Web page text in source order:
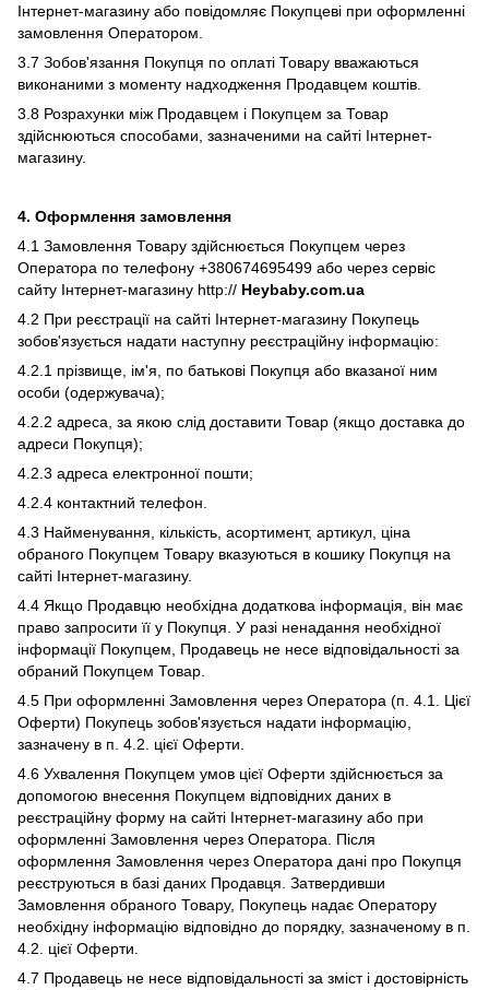
Інтернет-магазину або повідомляє Покупцеві при оформленні
замовлення Оператором.
3.7 Зобов'язання Покупця по оплаті Товару вважаються
виконаними з моменту надходження Продавцем коштів.
3.8 Розрахунки між Продавцем і Покупцем за Товар
здійснюються способами, зазначеними на сайті Інтернет-
магазину.
4. Оформлення замовлення
4.1 Замовлення Товару здійснюється Покупцем через
Оператора по телефону +380674695499 або через сервіс
сайту Інтернет-магазину http:// Heybaby.com.ua
4.2 При реєстрації на сайті Інтернет-магазину Покупець
зобов'язується надати наступну реєстраційну інформацію:
4.2.1 прізвище, ім'я, по батькові Покупця або вказаної ним
особи (одержувача);
4.2.2 адреса, за якою слід доставити Товар (якщо доставка до
адреси Покупця);
4.2.3 адреса електронної пошти;
4.2.4 контактний телефон.
4.3 Найменування, кількість, асортимент, артикул, ціна
обраного Покупцем Товару вказуються в кошику Покупця на
сайті Інтернет-магазину.
4.4 Якщо Продавцю необхідна додаткова інформація, він має
право запросити її у Покупця. У разі ненадання необхідної
інформації Покупцем, Продавець не несе відповідальності за
обраний Покупцем Товар.
4.5 При оформленні Замовлення через Оператора (п. 4.1. Цієї
Оферти) Покупець зобов'язується надати інформацію,
зазначену в п. 4.2. цієї Оферти.
4.6 Ухвалення Покупцем умов цієї Оферти здійснюється за
допомогою внесення Покупцем відповідних даних в
реєстраційну форму на сайті Інтернет-магазину або при
оформленні Замовлення через Оператора. Після
оформлення Замовлення через Оператора дані про Покупця
реєструються в базі даних Продавця. Затвердивши
Замовлення обраного Товару, Покупець надає Оператору
необхідну інформацію відповідно до порядку, зазначеному в п.
4.2. цієї Оферти.
4.7 Продавець не несе відповідальності за зміст і достовірність